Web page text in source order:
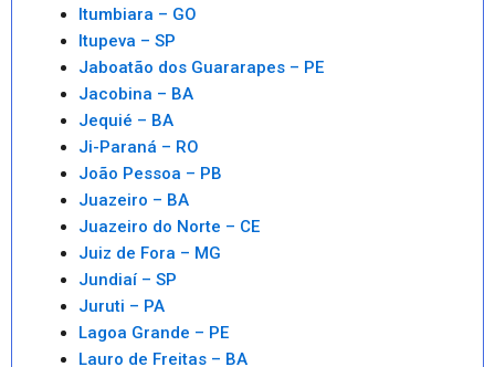
Itumbiara – GO
Itupeva – SP
Jaboatão dos Guararapes – PE
Jacobina – BA
Jequié – BA
Ji-Paraná – RO
João Pessoa – PB
Juazeiro – BA
Juazeiro do Norte – CE
Juiz de Fora – MG
Jundiaí – SP
Juruti – PA
Lagoa Grande – PE
Lauro de Freitas – BA